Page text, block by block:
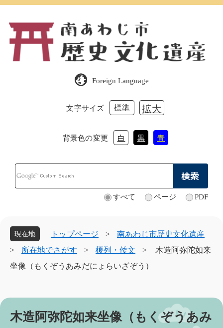
Foreign Language
文字サイズ 標準 拡大
背景色の変更 白 黒 青
Google
カ
象
すべて ページ PDF
現在地 トップページ >
南あわじ市歴史文化遺産
>
所在地でさがす > 榎列・倭文 >
木造阿弥陀如来
坐像（もくぞうあみだにょらいざぞう）
本
木造阿弥陀如来坐像（もくぞうあみ